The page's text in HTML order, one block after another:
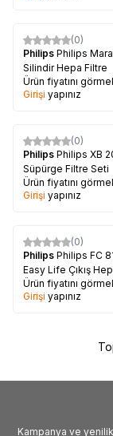
(0)
Philips Philips
Silindir Hepa Filtre
Ürün fiyatını
Girişi yapınız
(0)
Philips Philips XB
Süpürge Filtre Seti
Ürün fiyatını
Girişi yapınız
(0)
Philips Philips FC
Easy Life Çıkış
Ürün fiyatını
Girişi yapınız
Kampanya ve